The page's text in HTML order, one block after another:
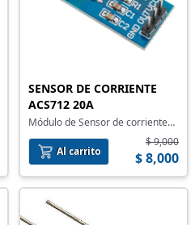
SENSOR DE CORRIENTE
ACS712 20A
Módulo de Sensor de corriente
ACS712 20A
Al carrito
$ 9,000
$ 8,000